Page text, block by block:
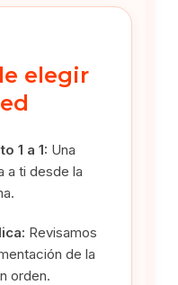
elegir
1 a 1: Una
a ti desde la
Revisamos
de la
orden.